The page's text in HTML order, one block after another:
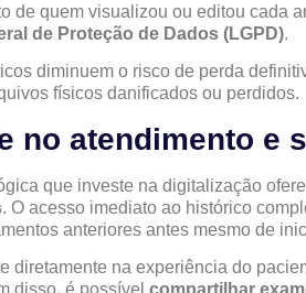
de quem visualizou ou editou cada
de Proteção de Dados (LGPD).
diminuem o risco de perda
físicos danificados ou perdidos.
no atendimento e
que investe na digitalização
. O acesso imediato ao histórico
anteriores antes mesmo de
diretamente na experiência do
disso, é possível compartilhar